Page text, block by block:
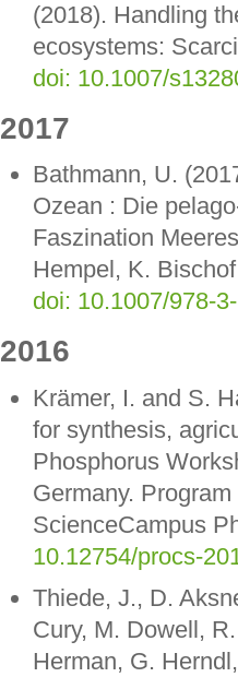
(2018). Handling
ecosystems:
doi: 10.1007/
2017
Bathmann, U.
Ozean : Die
Faszination
Hempel, K.
doi: 10.1007/978-
2016
Krämer, I. and S.
for synthesis,
Phosphorus
Germany.
ScienceCampus
10.12754/procs-
Thiede, J., D.
Cury, M. Dowell,
Herman, G.